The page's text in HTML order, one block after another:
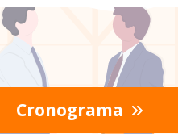
Cronograma